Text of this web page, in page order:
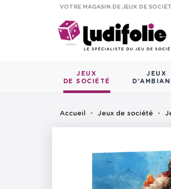
VOTRE MAGASIN DE JEUX DE
JEUX
DE SOCIÉTÉ
JEUX
Accueil Jeux de société